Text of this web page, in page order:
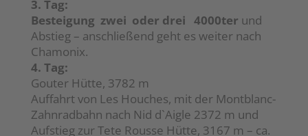
3. Tag:
Besteigung zwei oder drei 4000ter und
Abstieg – anschließend geht es weiter nach
Chamonix.
4. Tag:
Gouter Hütte, 3782 m
Auffahrt von Les Houches, mit der Montblanc-
Zahnradbahn nach Nid d`Aigle 2372 m und
Aufstieg zur Tete Rousse Hütte, 3167 m – ca.